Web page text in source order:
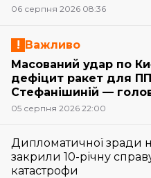
06 серпня 2026 08:36
Важливо
Масований удар по
дефіцит ракет для
Стефанішиній —
05 серпня 2026 22:00
Дипломатичної зради
закрили 10-річну
катастрофи